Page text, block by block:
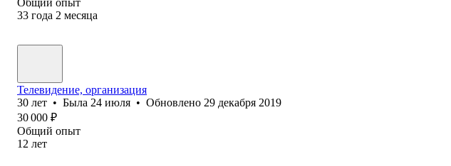
33 года 2 месяца
Телевидение, организация
30 лет • Была 24 июля • Обновлено 29 декабря 2019
30 000 ₽
Общий опыт
12 лет